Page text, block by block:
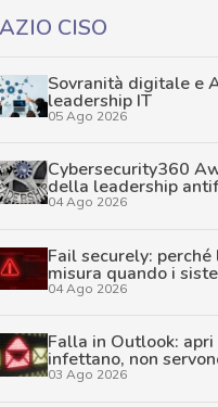
CISO
Sovranità digitale e
leadership IT
05 Ago 2026
Cybersecurity360
della leadership
04 Ago 2026
Fail securely: perché
misura quando i
04 Ago 2026
Falla in Outlook: apri
infettano, non
03 Ago 2026